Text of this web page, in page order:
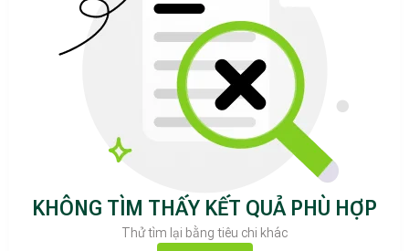
KHÔNG TÌM THẤY KẾT QUẢ PHÙ HỢP
Thử tìm lại bằng tiêu chi khác